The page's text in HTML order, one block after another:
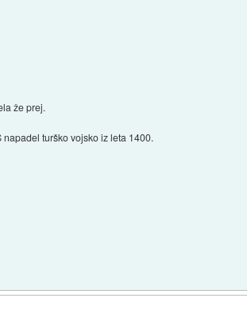
že prej.
turško vojsko iz leta 1400.